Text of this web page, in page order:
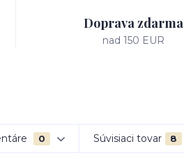
Doprava zdarma
nad 150 EUR
0 Súvisiaci tovar 8